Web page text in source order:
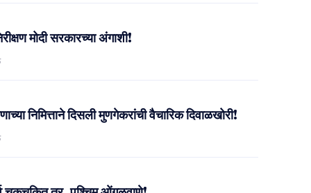
मोदी सरकारच्या अंगाशी!
निमित्ताने दिसली मुणगेकरांची वैचारिक दिवाळखोरी!